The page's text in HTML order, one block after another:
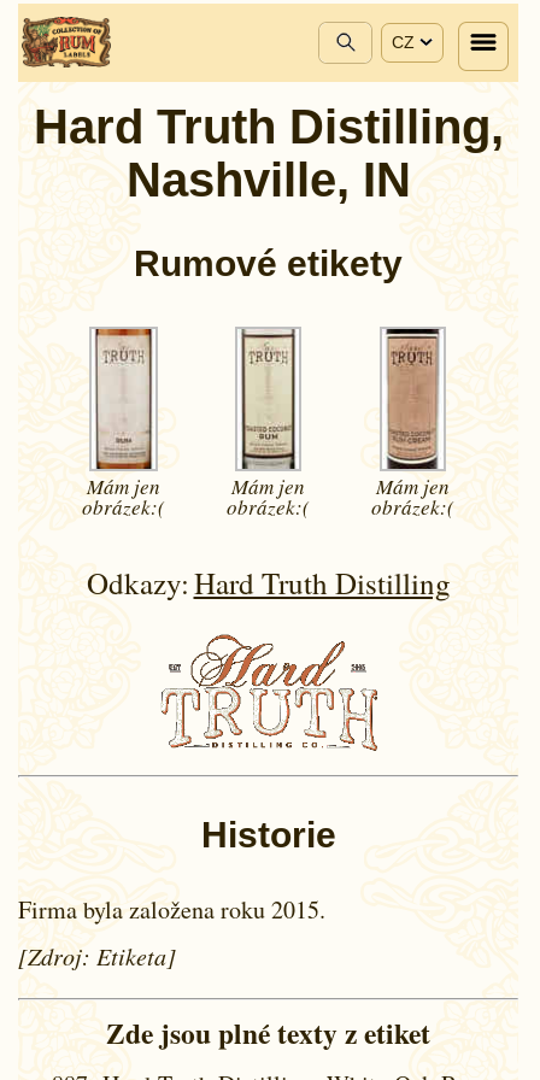
CZ
Hard Truth Distilling,
Nashville, IN
Rumové etikety
Mám jen
obrázek:(
Mám jen
obrázek:(
Mám jen
obrázek:(
Odkazy:Hard Truth Distilling
Historie
Firma byla založena roku 2015.
[Zdroj: Etiketa]
Zde jsou plné texty z etiket